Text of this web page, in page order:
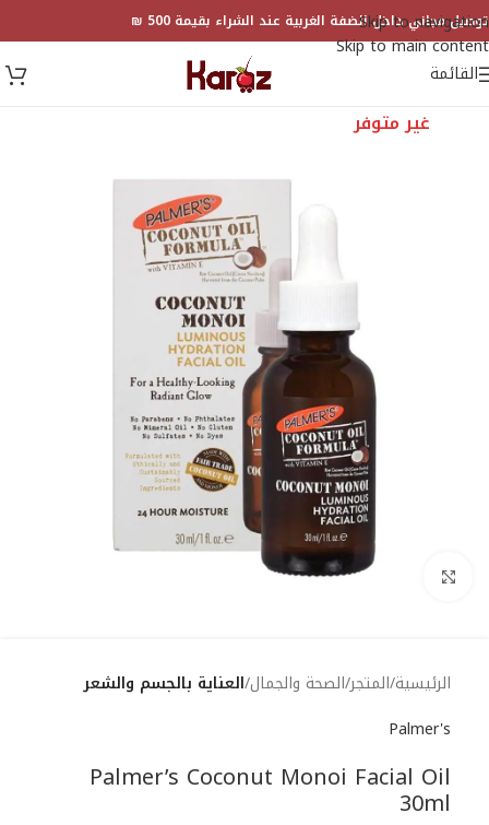
Skip to navigation
Skip to main content
توصيل مجاني داخل الضفة الغربية عند الشراء بقيمة 500 ₪
القائمة
غير متوفر
Click to enlarge
الرئيسية المتجر الصحة والجمال العناية بالجسم والشعر
Palmer's
Palmer’s Coconut Monoi Facial Oil
30ml